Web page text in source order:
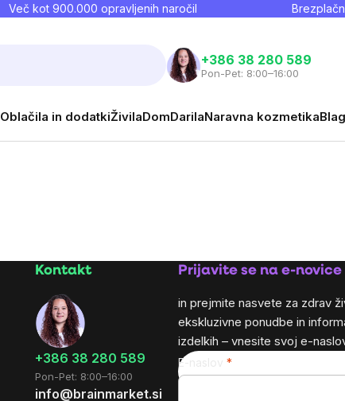
Več kot 900.000 opravljenih naročil
+386 38 280 589
Pon-Pet: 8:00–16:00
Oblačila in dodatkiŽivilaDomDarilaNaravna kozmetika
Kontakt
+386 38 280 589
Pon-Pet: 8:00–16:00
info@brainmarket.si
Prijavite se na e-novice
in prejmite nasvete za zdrav
ekskluzivne ponudbe in
izdelkih – vnesite svoj e-
E-naslov